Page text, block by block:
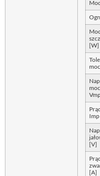
Moc
[W]
[V]
[A]